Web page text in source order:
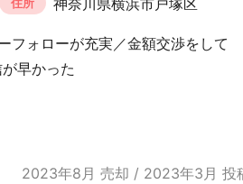
神奈川県横浜市戸塚区
フォローが充実／金額交渉をして
早かった
2023年8月 売却 / 2023年3月 投